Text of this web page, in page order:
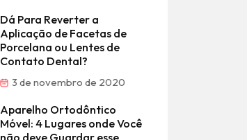
Dá Para Reverter a
Aplicação de Facetas de
Porcelana ou Lentes de
Contato Dental?
3 de novembro de 2020
Aparelho Ortodôntico
Móvel: 4 Lugares onde Você
não deve Guardar esse